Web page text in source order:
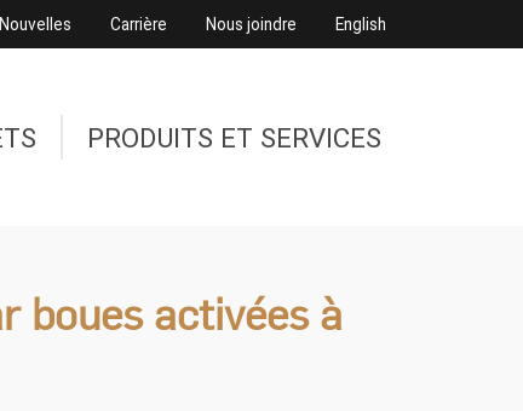
Nouvelles Carrière Nous joindre English
PRODUITS ET SERVICES
boues activées à